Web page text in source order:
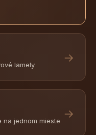
lamely
→
na jednom mieste
→